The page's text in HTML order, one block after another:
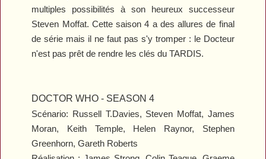
multiples possibilités à son heureux successeur
Steven Moffat. Cette saison 4 a des allures de final
de série mais il ne faut pas s'y tromper : le Docteur
n'est pas prêt de rendre les clés du TARDIS.
DOCTOR WHO - SEASON 4
Scénario: Russell T.Davies, Steven Moffat, James
Moran, Keith Temple, Helen Raynor, Stephen
Greenhorn, Gareth Roberts